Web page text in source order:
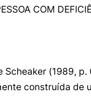
COM
Scheaker (1989,
construída de